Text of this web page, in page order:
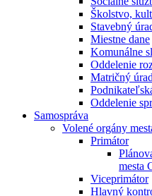
Školstvo,
Stavebný
Miestne dane
Komunálne
Oddelenie
Matričný úrad
Oddelenie
Samospráva
Volené orgány
Primátor
mesta
Viceprimátor
Hlavný